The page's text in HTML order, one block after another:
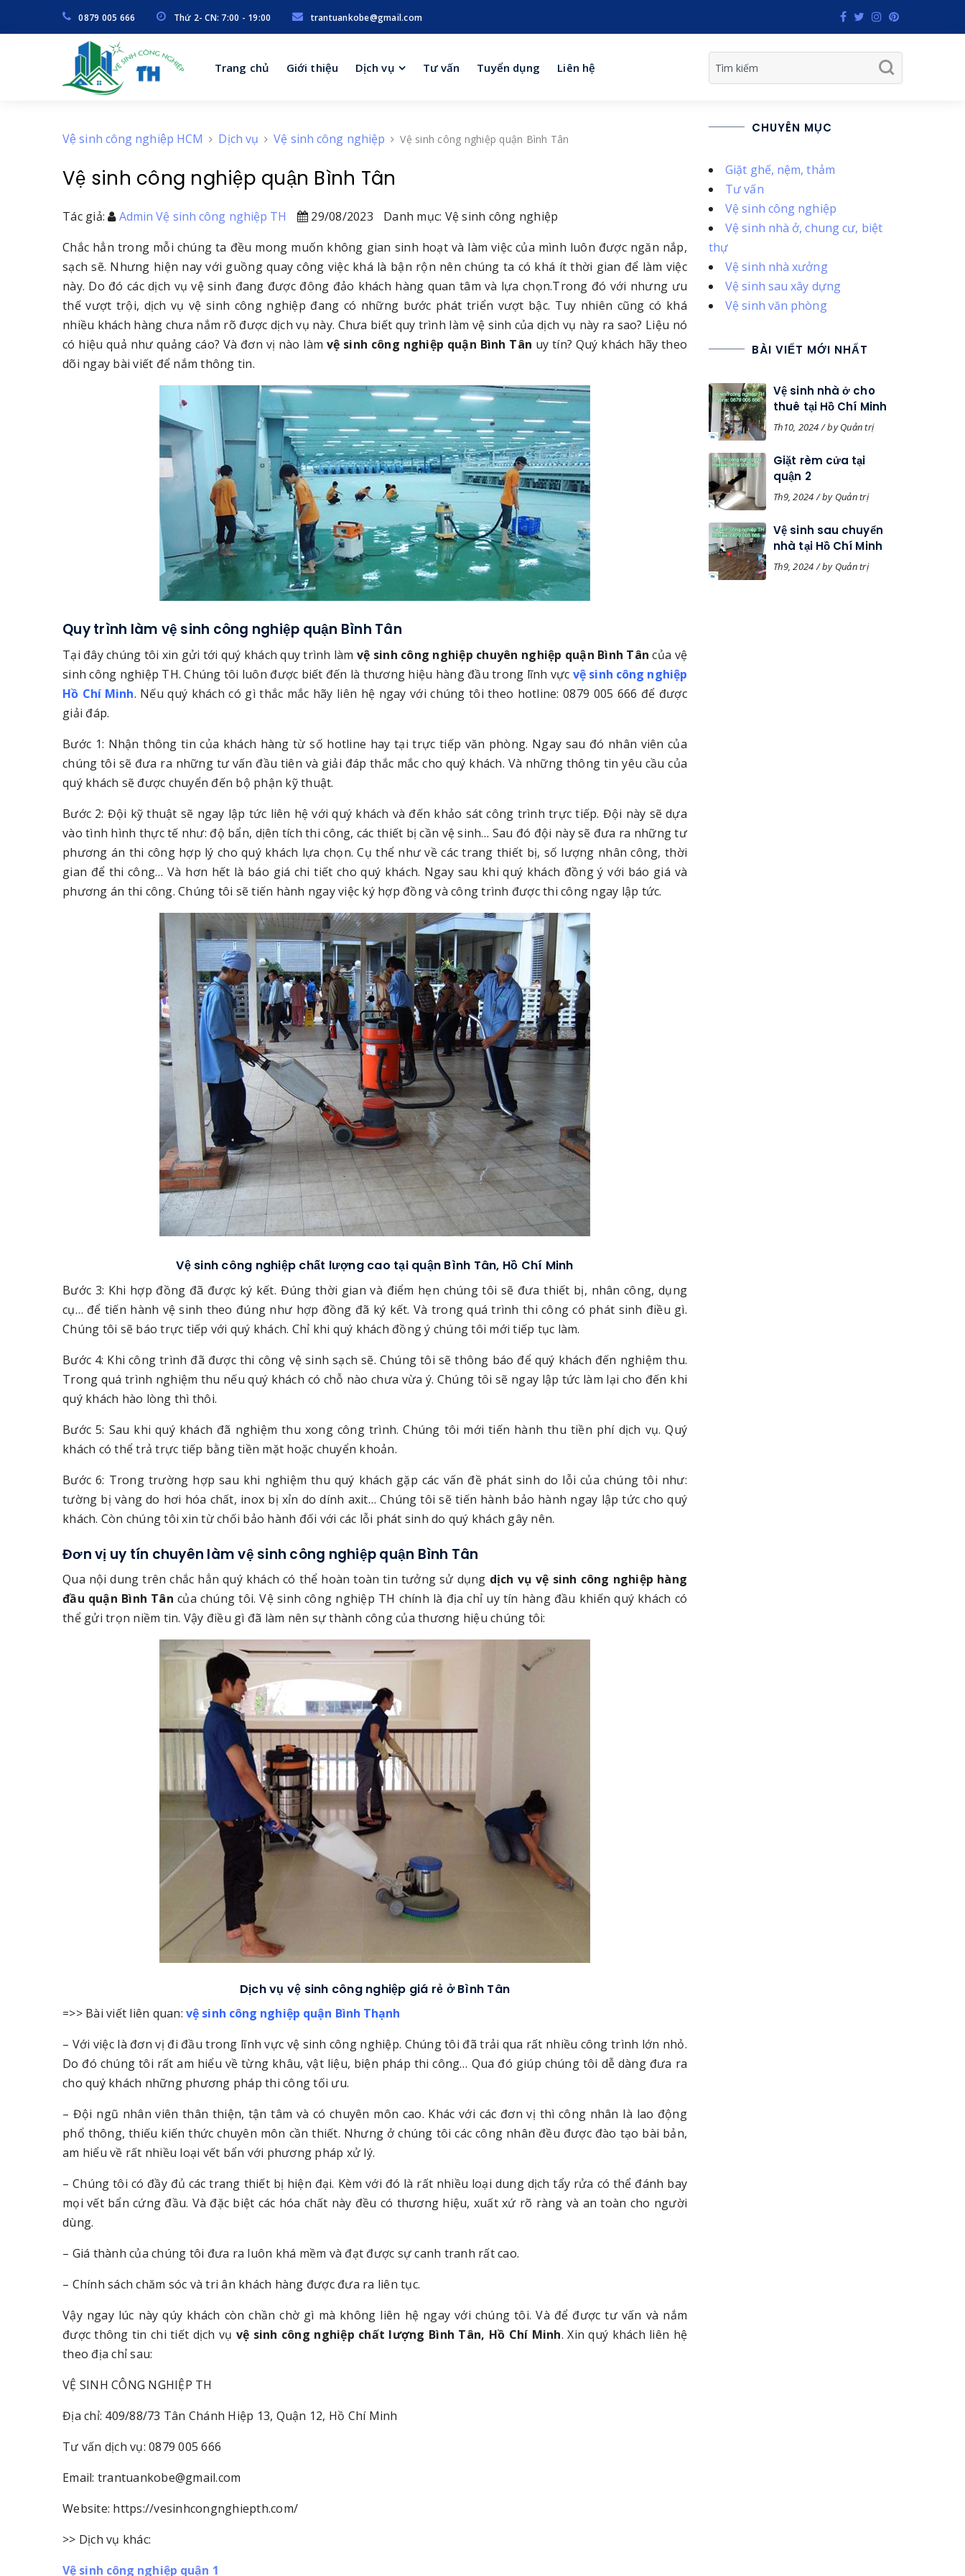
0879 005 666 Thứ 2- CN: 7:00 - 19:00 trantuankobe@gmail.com
Trang chủ Giới thiệu Dịch vụ Tư vấn Tuyển dụng Liên hệ
Vệ sinh công nghiệp HCM Dịch vụ Vệ sinh công nghiệp Vệ sinh công nghiệp quận Bình Tân
Vệ sinh công nghiệp quận Bình Tân
Tác giả: Admin Vệ sinh công nghiệp TH 29/08/2023
Danh mục: Vệ sinh công nghiệp
Chắc hẳn trong mỗi chúng ta đều mong muốn không gian sinh hoạt và làm việc của mình luôn được ngăn nắp,
sạch sẽ. Nhưng hiện nay với guồng quay công việc khá là bận rộn nên chúng ta có khá ít thời gian để làm việc
này. Do đó các dịch vụ vệ sinh đang được đông đảo khách hàng quan tâm và lựa chọn.Trong đó với nhưng ưu
thế vượt trội, dịch vụ vệ sinh công nghiệp đang có những bước phát triển vượt bậc. Tuy nhiên cũng có khá
nhiều khách hàng chưa nắm rõ được dịch vụ này. Chưa biết quy trình làm vệ sinh của dịch vụ này ra sao? Liệu nó
có hiệu quả như quảng cáo? Và đơn vị nào làm vệ sinh công nghiệp quận Bình Tân uy tín? Quý khách hãy theo
dõi ngay bài viết để nắm thông tin.
Quy trình làm vệ sinh công nghiệp quận Bình Tân
Tại đây chúng tôi xin gửi tới quý khách quy trình làmvệ sinh công nghiệp chuyên nghiệp quận Bình Tân của vệ
sinh công nghiệp TH. Chúng tôi luôn được biết đến là thương hiệu hàng đầu trong lĩnh vực vệ sinh công nghiệp
Hồ Chí Minh. Nếu quý khách có gì thắc mắc hãy liên hệ ngay với chúng tôi theo hotline: 0879 005 666 để được
giải đáp.
Bước 1: Nhận thông tin của khách hàng từ số hotline hay tại trực tiếp văn phòng. Ngay sau đó nhân viên của
chúng tôi sẽ đưa ra những tư vấn đầu tiên và giải đáp thắc mắc cho quý khách. Và những thông tin yêu cầu của
quý khách sẽ được chuyển đến bộ phận kỹ thuật.
Bước 2: Đội kỹ thuật sẽ ngay lập tức liên hệ với quý khách và đến khảo sát công trình trực tiếp. Đội này sẽ dựa
vào tình hình thực tế như: độ bẩn, dịên tích thi công, các thiết bị cần vệ sinh… Sau đó đội này sẽ đưa ra những tư
phương án thi công hợp lý cho quý khách lựa chọn. Cụ thể như về các trang thiết bị, số lượng nhân công, thời
gian để thi công… Và hơn hết là báo giá chi tiết cho quý khách. Ngay sau khi quý khách đồng ý với báo giá và
phương án thi công. Chúng tôi sẽ tiến hành ngay việc ký hợp đồng và công trình được thi công ngay lập tức.
Vệ sinh công nghiệp chất lượng cao tại quận Bình Tân, Hồ Chí Minh
Bước 3: Khi hợp đồng đã được ký kết. Đúng thời gian và điểm hẹn chúng tôi sẽ đưa thiết bị, nhân công, dụng
cụ… để tiến hành vệ sinh theo đúng như hợp đồng đã ký kết. Và trong quá trình thi công có phát sinh điều gì.
Chúng tôi sẽ báo trực tiếp với quý khách. Chỉ khi quý khách đồng ý chúng tôi mới tiếp tục làm.
Bước 4: Khi công trình đã được thi công vệ sinh sạch sẽ. Chúng tôi sẽ thông báo để quý khách đến nghiệm thu.
Trong quá trình nghiệm thu nếu quý khách có chỗ nào chưa vừa ý. Chúng tôi sẽ ngay lập tức làm lại cho đến khi
quý khách hào lòng thì thôi.
Bước 5: Sau khi quý khách đã nghiệm thu xong công trình. Chúng tôi mới tiến hành thu tiền phí dịch vụ. Quý
khách có thể trả trực tiếp bằng tiền mặt hoặc chuyển khoản.
Bước 6: Trong trường hợp sau khi nghiệm thu quý khách gặp các vấn đề phát sinh do lỗi của chúng tôi như:
tường bị vàng do hơi hóa chất, inox bị xỉn do dính axit… Chúng tôi sẽ tiến hành bảo hành ngay lập tức cho quý
khách. Còn chúng tôi xin từ chối bảo hành đối với các lỗi phát sinh do quý khách gây nên.
Đơn vị uy tín chuyên làm vệ sinh công nghiệp quận Bình Tân
Qua nội dung trên chắc hẳn quý khách có thể hoàn toàn tin tưởng sử dụng dịch vụ vệ sinh công nghiệp hàng
đầu quận Bình Tân của chúng tôi. Vệ sinh công nghiệp TH chính là địa chỉ uy tín hàng đầu khiến quý khách có
thể gửi trọn niềm tin. Vậy điều gì đã làm nên sự thành công của thương hiệu chúng tôi:
Dịch vụ vệ sinh công nghiệp giá rẻ ở Bình Tân
=>> Bài viết liên quan: vệ sinh công nghiệp quận Bình Thạnh
– Với việc là đơn vị đi đầu trong lĩnh vực vệ sinh công nghiệp. Chúng tôi đã trải qua rất nhiều công trình lớn nhỏ.
Do đó chúng tôi rất am hiểu về từng khâu, vật liệu, biện pháp thi công… Qua đó giúp chúng tôi dễ dàng đưa ra
cho quý khách những phương pháp thi công tối ưu.
– Đội ngũ nhân viên thân thiện, tận tâm và có chuyên môn cao. Khác với các đơn vị thì công nhân là lao động
phổ thông, thiếu kiến thức chuyên môn cần thiết. Nhưng ở chúng tôi các công nhân đều được đào tạo bài bản,
am hiểu về rất nhiều loại vết bẩn với phương pháp xử lý.
– Chúng tôi có đầy đủ các trang thiết bị hiện đại. Kèm với đó là rất nhiều loại dung dịch tẩy rửa có thể đánh bay
mọi vết bẩn cứng đầu. Và đặc biệt các hóa chất này đều có thương hiệu, xuất xứ rõ ràng và an toàn cho người
dùng.
– Giá thành của chúng tôi đưa ra luôn khá mềm và đạt được sự canh tranh rất cao.
– Chính sách chăm sóc và tri ân khách hàng được đưa ra liên tục.
Vậy ngay lúc này qúy khách còn chần chờ gì mà không liên hệ ngay với chúng tôi. Và để được tư vấn và nắm
được thông tin chi tiết dịch vụ vệ sinh công nghiệp chất lượng Bình Tân, Hồ Chí Minh. Xin quý khách liên hệ
theo địa chỉ sau:
VỆ SINH CÔNG NGHIỆP TH
Địa chỉ: 409/88/73 Tân Chánh Hiệp 13, Quận 12, Hồ Chí Minh
Tư vấn dịch vụ: 0879 005 666
Email: trantuankobe@gmail.com
Website: https://vesinhcongnghiepth.com/
>> Dịch vụ khác:
Vệ sinh công nghiệp quận 1
CHUYÊN MỤC
Giặt ghế, nệm, thảm
Tư vấn
Vệ sinh công nghiệp
Vệ sinh nhà ở, chung cư, biệt
thự
Vệ sinh nhà xưởng
Vệ sinh sau xây dựng
Vệ sinh văn phòng
BÀI VIẾT MỚI NHẤT
Vệ sinh nhà ở cho
thuê tại Hồ Chí Minh
Th10, 2024 / by Quản trị
Giặt rèm cửa tại
quận 2
Th9, 2024 / by Quản trị
Vệ sinh sau chuyển
nhà tại Hồ Chí Minh
Th9, 2024 / by Quản trị